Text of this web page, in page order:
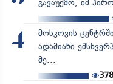
გავაუქმო, იმ
4
მოსკოვის
ადამიანი
მე...